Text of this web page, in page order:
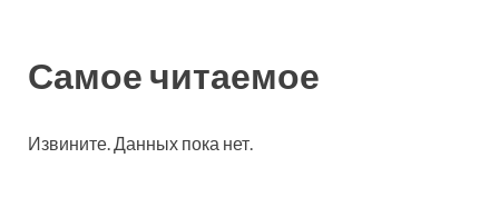
Самое читаемое
Извините. Данных пока нет.